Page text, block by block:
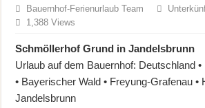
Bauernhof-Ferienurlaub Team
1,388 Views
Schmöllerhof Grund in Jandelsbrunn
Urlaub auf dem Bauernhof: Deutschland
• Bayerischer Wald • Freyung-Grafenau •
Jandelsbrunn